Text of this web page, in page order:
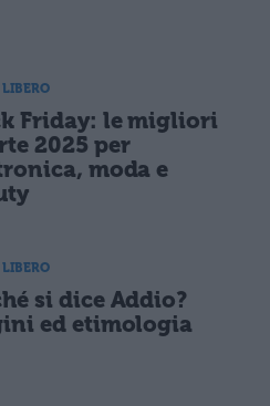
Friday: le migliori
2025 per
moda e
si dice Addio?
ed etimologia